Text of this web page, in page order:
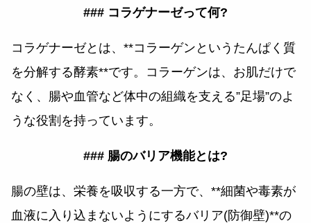
### コラゲナーゼって何?
コラゲナーゼとは、**コラーゲンというたんぱく質
を分解する酵素**です。コラーゲンは、お肌だけで
なく、腸や血管など体中の組織を支える”足場”のよ
うな役割を持っています。
### 腸のバリア機能とは?
腸の壁は、栄養を吸収する一方で、**細菌や毒素が
血液に入り込まないようにするバリア(防御壁)**の